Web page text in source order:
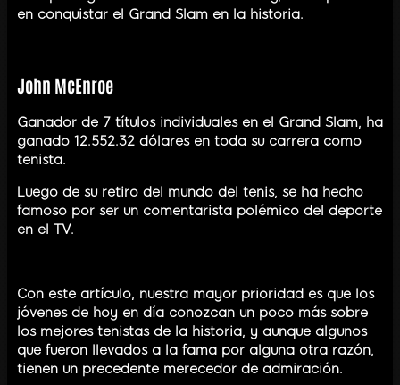
en conquistar el Grand Slam en la historia.
John McEnroe
Ganador de 7 títulos individuales en el Grand Slam, ha
ganado 12.552.32 dólares en toda su carrera como
tenista.
Luego de su retiro del mundo del tenis, se ha hecho
famoso por ser un comentarista polémico del deporte
en el TV.
Con este artículo, nuestra mayor prioridad es que los
jóvenes de hoy en día conozcan un poco más sobre
los mejores tenistas de la historia, y aunque algunos
que fueron llevados a la fama por alguna otra razón,
tienen un precedente merecedor de admiración.